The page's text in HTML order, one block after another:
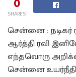
SHARES
சென்னை : நடிகர்
ஆர்த்தி ரவி
எந்தவொரு
சென்னை